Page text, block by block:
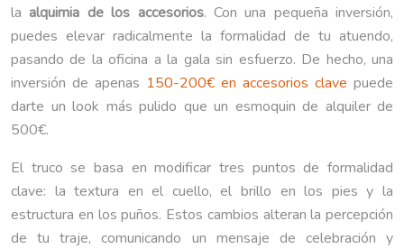
laalquimia de los accesorios. Con una pequeña inversión,
puedes elevar radicalmente la formalidad de tu atuendo,
pasando de la oficina a la gala sin esfuerzo. De hecho, una
inversión de apenas 150-200€ en accesorios clave puede
darte un look más pulido que un esmoquin de alquiler de
500€.
El truco se basa en modificar tres puntos de formalidad
clave: la textura en el cuello, el brillo en los pies y la
estructura en los puños. Estos cambios alteran la percepción
de tu traje, comunicando un mensaje de celebración y